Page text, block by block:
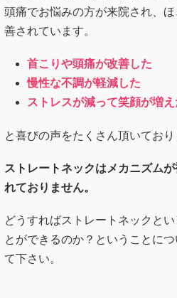
頭痛でお悩みの方が来院され、
善されています。
首こりや頭痛が改善した
慢性な不調が軽減した
ストレスが減って笑顔が増え
と喜びの声をたくさん頂いており
ストレートネックはメカニズム
れておりません。
どうすればストレートネックと
とができるのか？ということに
て下さい。